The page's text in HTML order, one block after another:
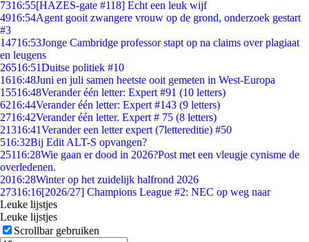
7316:55[HAZES-gate #118] Echt een leuk wijf
4916:54Agent gooit zwangere vrouw op de grond, onderzoek gestart
#3
14716:53Jonge Cambridge professor stapt op na claims over plagiaat
en leugens
26516:51Duitse politiek #10
1616:48Juni en juli samen heetste ooit gemeten in West-Europa
15516:48Verander één letter: Expert #91 (10 letters)
6216:44Verander één letter: Expert #143 (9 letters)
2716:42Verander één letter. Expert # 75 (8 letters)
21316:41Verander een letter expert (7lettereditie) #50
516:32Bij Edit ALT-S opvangen?
25116:28Wie gaan er dood in 2026?Post met een vleugje cynisme de
overledenen.
2016:28Winter op het zuidelijk halfrond 2026
27316:16[2026/27] Champions League #2: NEC op weg naar
Leuke lijstjes
Leuke lijstjes
Scrollbar gebruiken